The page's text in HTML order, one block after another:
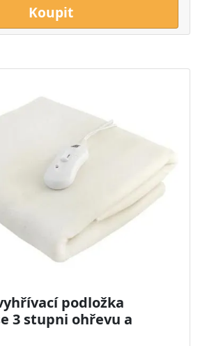
Koupit
podložka
3 stupni ohřevu a